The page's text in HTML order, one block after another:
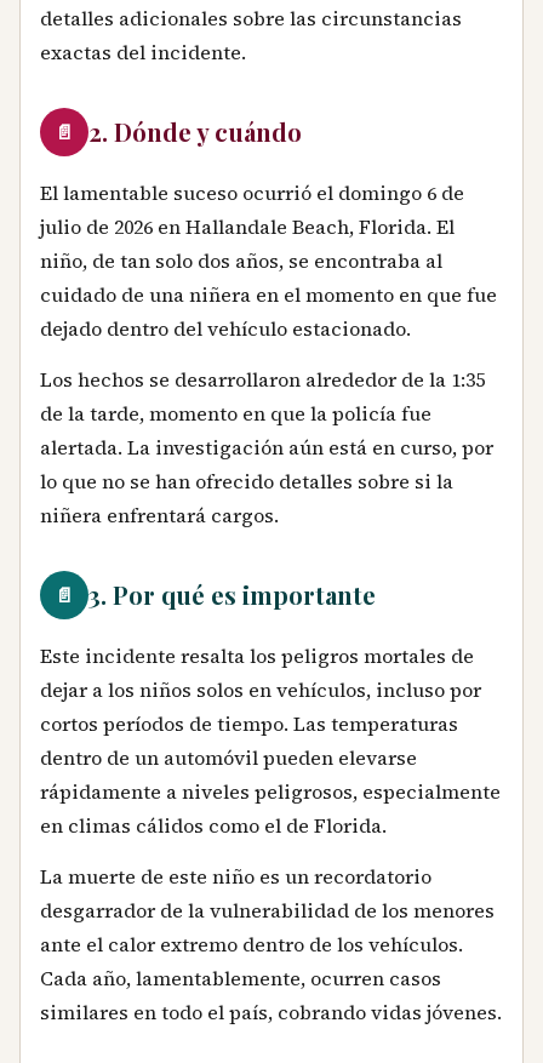
detalles adicionales sobre las circunstancias
exactas del incidente.
📄 2. Dónde y cuándo
El lamentable suceso ocurrió el domingo 6 de
julio de 2026 en Hallandale Beach, Florida. El
niño, de tan solo dos años, se encontraba al
cuidado de una niñera en el momento en que fue
dejado dentro del vehículo estacionado.
Los hechos se desarrollaron alrededor de la 1:35
de la tarde, momento en que la policía fue
alertada. La investigación aún está en curso, por
lo que no se han ofrecido detalles sobre si la
niñera enfrentará cargos.
📄 3. Por qué es importante
Este incidente resalta los peligros mortales de
dejar a los niños solos en vehículos, incluso por
cortos períodos de tiempo. Las temperaturas
dentro de un automóvil pueden elevarse
rápidamente a niveles peligrosos, especialmente
en climas cálidos como el de Florida.
La muerte de este niño es un recordatorio
desgarrador de la vulnerabilidad de los menores
ante el calor extremo dentro de los vehículos.
Cada año, lamentablemente, ocurren casos
similares en todo el país, cobrando vidas jóvenes.